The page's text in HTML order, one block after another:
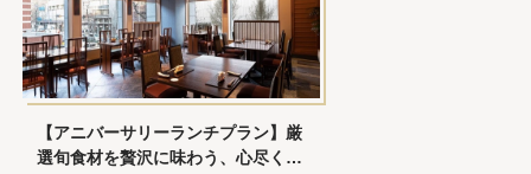
【アニバーサリーランチプラン】厳
選旬食材を贅沢に味わう、心尽くし